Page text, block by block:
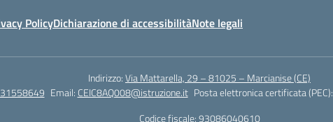
PolicyDichiarazione di accessibilitàNote legali
Indirizzo:Via Mattarella, 29 – 81025 – Marcianise (CE)
Email: CEIC8AQ008@istruzione.it Posta elettronica certificata (PEC):
Codice fiscale: 93086040610